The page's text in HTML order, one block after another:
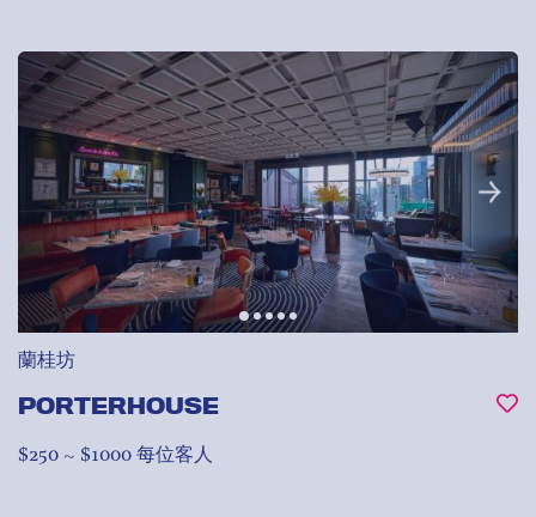
蘭桂坊
PORTERHOUSE
$250 ~ $1000 每位客人